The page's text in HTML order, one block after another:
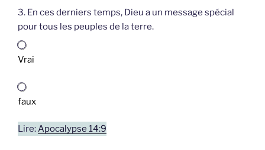
3. En ces derniers temps, Dieu a un message spécial
pour tous les peuples de la terre.
Vrai
faux
Lire:Apocalypse 14:9